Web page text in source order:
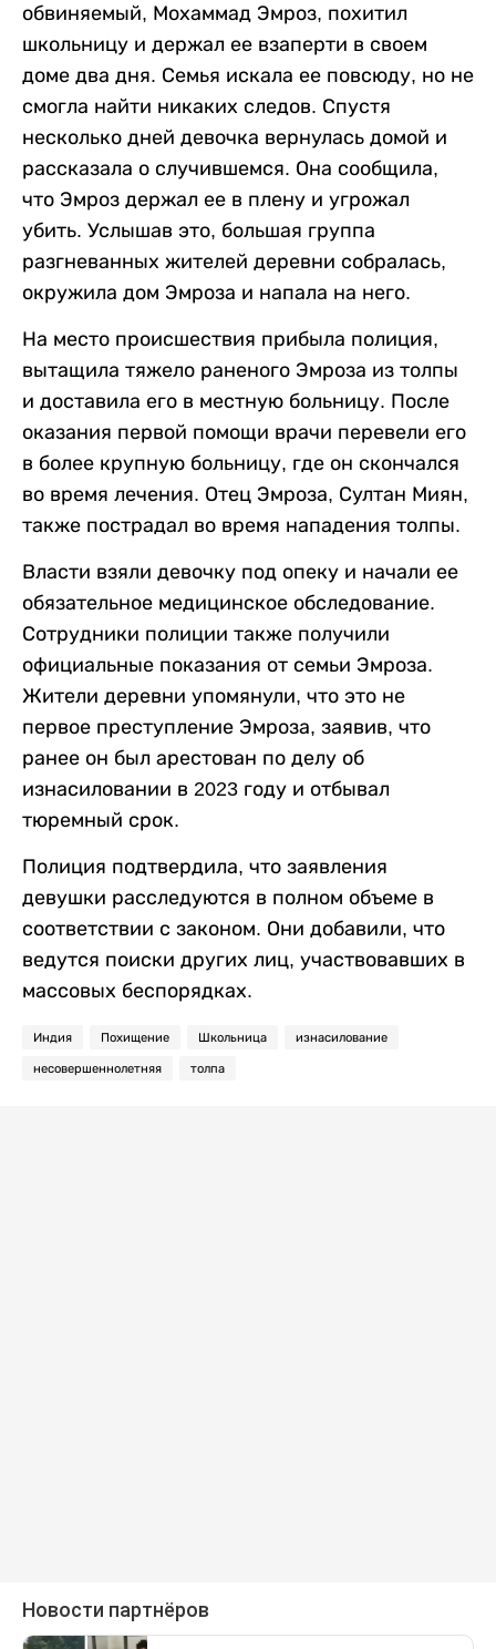
обвиняемый, Мохаммад Эмроз, похитил
школьницу и держал ее взаперти в своем
доме два дня. Семья искала ее повсюду, но не
смогла найти никаких следов. Спустя
несколько дней девочка вернулась домой и
рассказала о случившемся. Она сообщила,
что Эмроз держал ее в плену и угрожал
убить. Услышав это, большая группа
разгневанных жителей деревни собралась,
окружила дом Эмроза и напала на него.
На место происшествия прибыла полиция,
вытащила тяжело раненого Эмроза из толпы
и доставила его в местную больницу. После
оказания первой помощи врачи перевели его
в более крупную больницу, где он скончался
во время лечения. Отец Эмроза, Султан Миян,
также пострадал во время нападения толпы.
Власти взяли девочку под опеку и начали ее
обязательное медицинское обследование.
Сотрудники полиции также получили
официальные показания от семьи Эмроза.
Жители деревни упомянули, что это не
первое преступление Эмроза, заявив, что
ранее он был арестован по делу об
изнасиловании в 2023 году и отбывал
тюремный срок.
Полиция подтвердила, что заявления
девушки расследуются в полном объеме в
соответствии с законом. Они добавили, что
ведутся поиски других лиц, участвовавших в
массовых беспорядках.
Индия Похищение Школьница изнасилование
несовершеннолетняя толпа